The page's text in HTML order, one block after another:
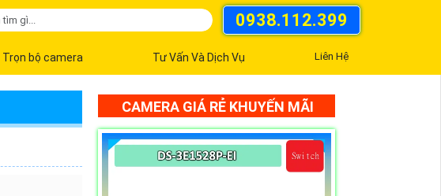
0938.112.399
Trọn bộ camera Tư Vấn Và Dịch Vụ Liên Hệ
CAMERA GIÁ RẺ KHUYẾN MÃI